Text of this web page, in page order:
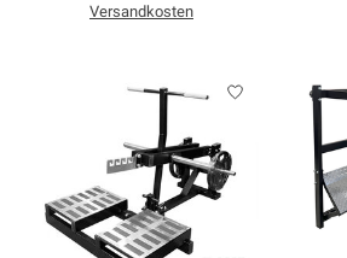
Versandkosten